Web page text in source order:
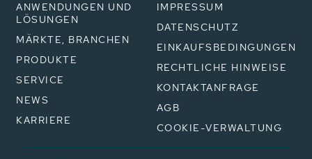
ANWENDUNGEN UND
LÖSUNGEN
MÄRKTE, BRANCHEN
PRODUKTE
SERVICE
NEWS
KARRIERE
IMPRESSUM
DATENSCHUTZ
EINKAUFSBEDINGUNGEN
RECHTLICHE HINWEISE
KONTAKTANFRAGE
AGB
COOKIE-VERWALTUNG